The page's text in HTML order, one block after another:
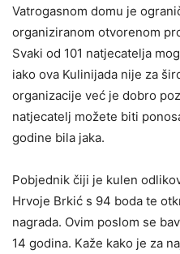
Vatrogasnom domu je
organiziranom otvorenom
Svaki od 101 natjecatelja
iako ova Kulinijada nije za
organizacije već je dobro
natjecatelj možete biti
godine bila jaka.
Pobjednik čiji je kulen
Hrvoje Brkić s 94 boda te
nagrada. Ovim poslom se
14 godina. Kaže kako je za